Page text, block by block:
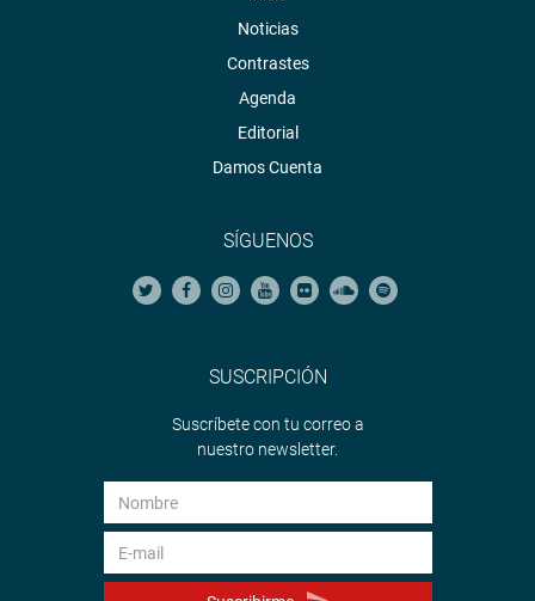
Noticias
Contrastes
Agenda
Editorial
Damos Cuenta
SÍGUENOS
SUSCRIPCIÓN
Suscríbete con tu correo a
nuestro newsletter.